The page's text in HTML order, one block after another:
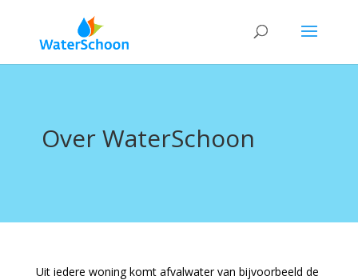
Over WaterSchoon
Uit iedere woning komt afvalwater van bijvoorbeeld de